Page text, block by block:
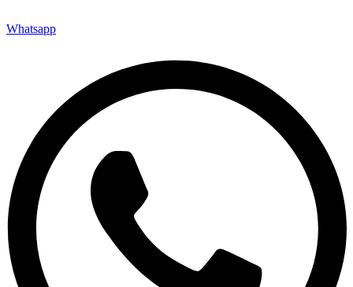
Whatsapp